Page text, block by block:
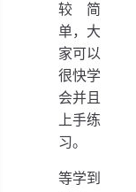
较简
单，大
家可以
很快学
会并且
上手练
习。
等学到